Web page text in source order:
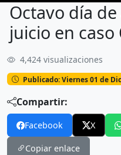
Octavo día
juicio en
4,424 visualizaciones
Publicado: Viernes 01 de
Compartir:
Facebook X
Copiar enlace